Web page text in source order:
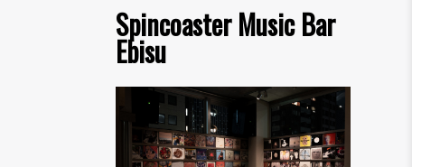
Spincoaster Music Bar
Ebisu